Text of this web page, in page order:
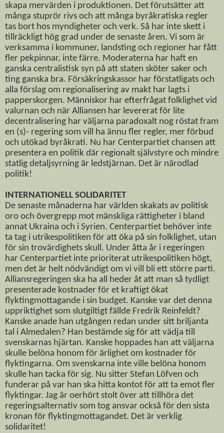
skapa mervärden i produktionen. Det förutsätter att
många stuprör rivs och att många byråkratiska regler
tas bort hos myndigheter och verk. Så har inte skett i
tillräckligt hög grad under de senaste åren. Vi som är
verksamma i kommuner, landsting och regioner har fått
fler pekpinnar, inte färre. Moderaterna har haft en
ganska centralistisk syn på att staten sköter saker och
ting ganska bra. Försäkringskassor har förstatligats och
alla förslag om regionalisering av makt har lagts i
papperskorgen. Människor har efterfrågat folklighet vid
valurnan och när Alliansen har levererat för lite
decentralisering har väljarna paradoxalt nog röstat fram
en (s)- regering som vill ha ännu fler regler, mer förbud
och utökad byråkrati. Nu har Centerpartiet chansen att
presentera en politik där regionalt självstyre och mindre
statlig detaljsyrning är ledstjärnan. Det är närodlad
politik!
INTERNATIONELL SOLIDARITET
De senaste månaderna har världen skakats av politisk
oro och övergrepp mot mänskliga rättigheter i bland
annat Ukraina och i Syrien. Centerpartiet behöver inte
ta tag i utrikespolitiken för att öka på sin folklighet, utan
för sin trovärdighets skull. Under åtta år i regeringen
har Centerpartiet inte prioriterat utrikespolitiken högt,
men det är helt nödvändigt om vi vill bli ett större parti.
Alliansregeringen ska ha all heder åt att man så tydligt
presenterade kostnader för et kraftigt ökat
flyktingmottagande i sin budget. Kanske var det denna
uppriktighet som slutgiltigt fällde Fredrik Reinfeldt?
Kanske anade han utgången redan under sitt briljanta
tal i Almedalen? Han bestämde sig för att vädja till
svenskarnas hjärtan. Kanske hoppades han att väljarna
skulle belöna honom för ärlighet om kostnader för
flyktingarna. Om svenskarna inte ville belöna honom
skulle han tacka för sig. Nu sitter Stefan Löfven och
funderar på var han ska hitta kontot för att ta emot fler
flyktingar. Jag är oerhört stolt över att tillhöra det
regeringsalternativ som tog ansvar också för den sista
kronan för flyktingmottagandet. Det är verklig
solidaritet!